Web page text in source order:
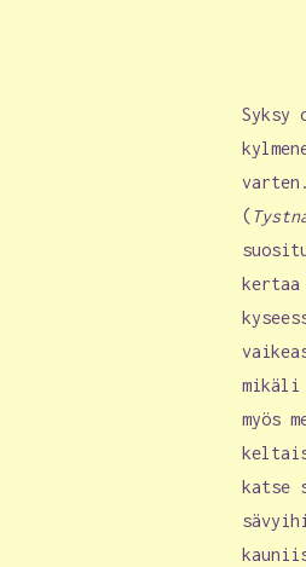
Syksy
(
kertaa
myös
katse